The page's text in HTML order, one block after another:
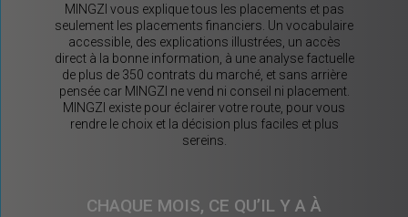
MINGZI vous explique tous les placements et pas
seulement les placements financiers. Un vocabulaire
accessible, des explications illustrées, un accès
direct à la bonne information, à une analyse factuelle
de plus de 350 contrats du marché, et sans arrière
pensée car MINGZI ne vend ni conseil ni placement.
MINGZI existe pour éclairer votre route, pour vous
rendre le choix et la décision plus faciles et plus
sereins.
CHAQUE MOIS, CE QU’IL Y A À